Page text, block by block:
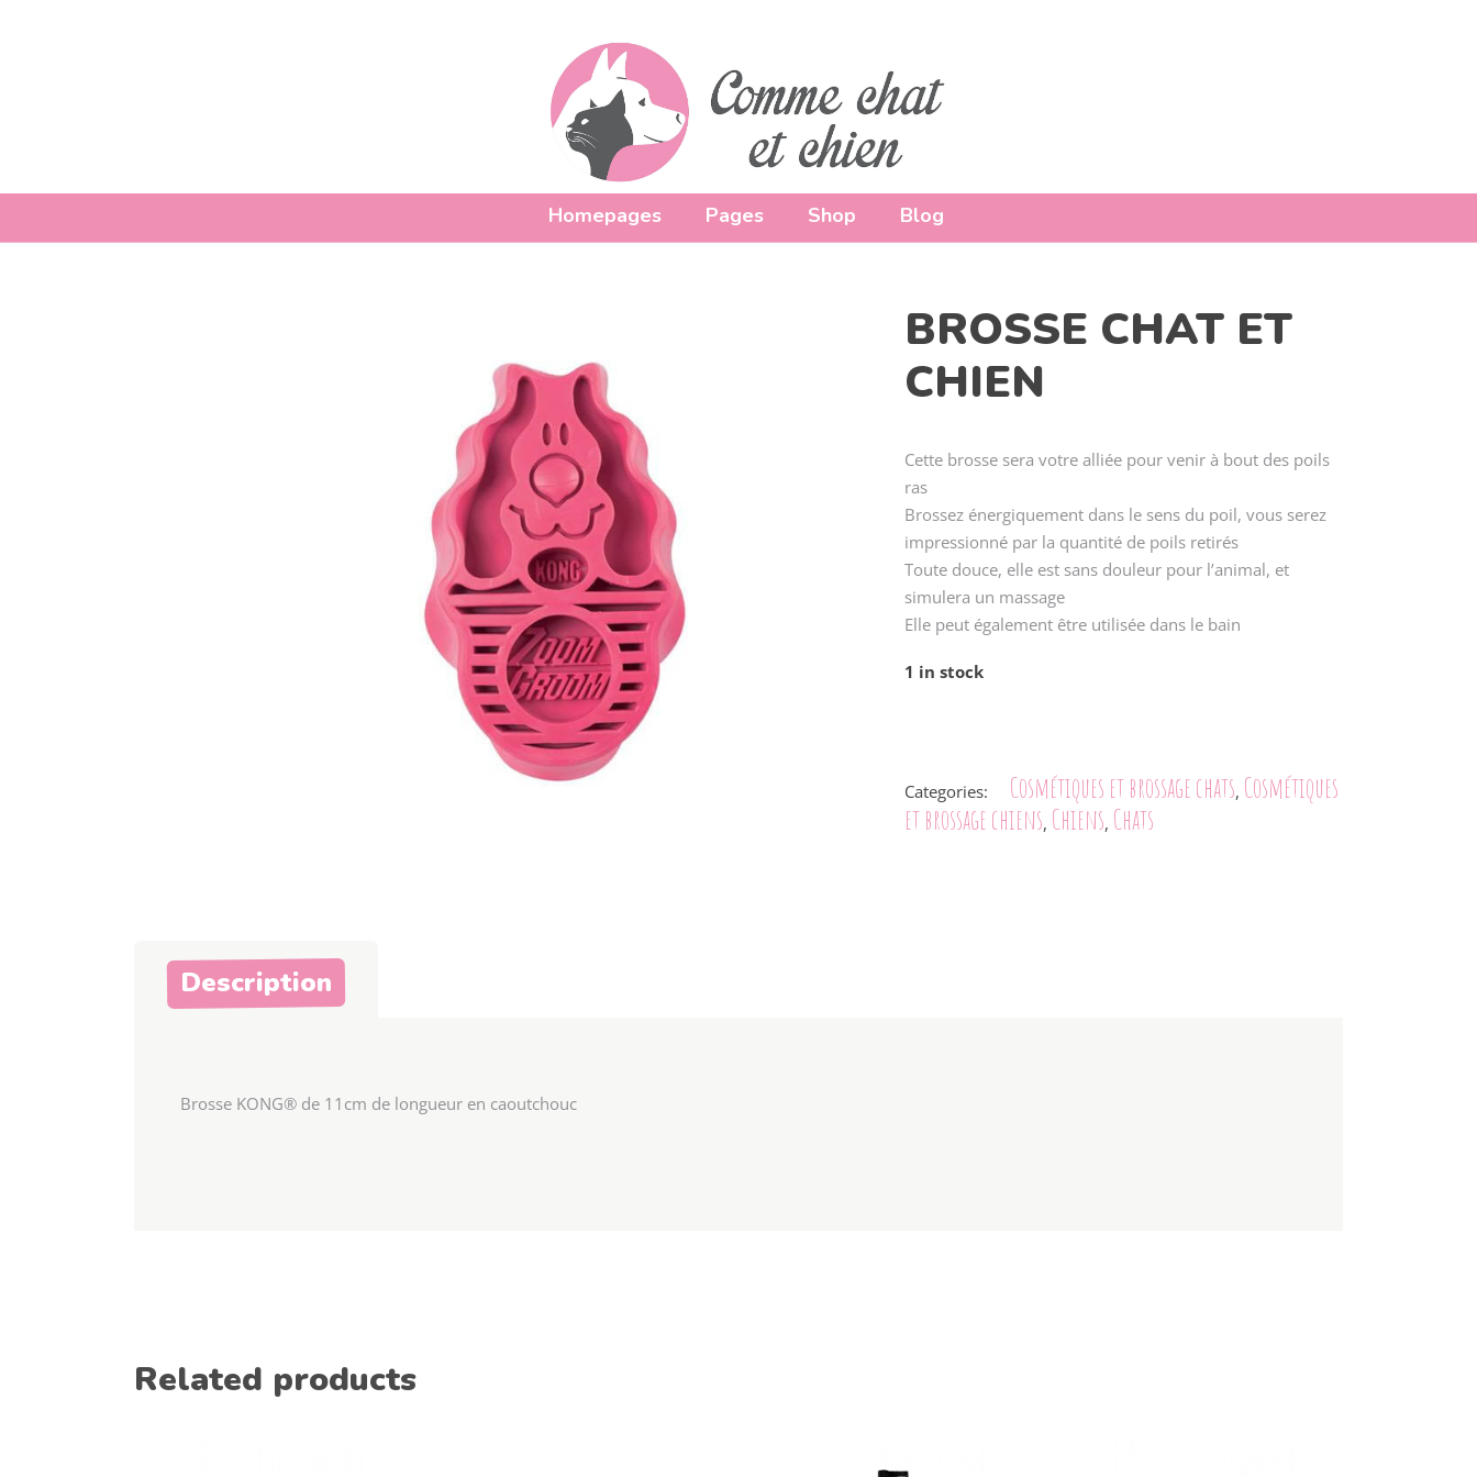
Homepages Pages Shop Blog
BROSSE CHAT ET
CHIEN
Cette brosse sera votre alliée pour venir à bout des poils
ras
Brossez énergiquement dans le sens du poil, vous serez
impressionné par la quantité de poils retirés
Toute douce, elle est sans douleur pour l’animal, et
simulera un massage
Elle peut également être utilisée dans le bain
1 in stock
Categories: Cosmétiques et brossage chats, Cosmétiques
et brossage chiens, Chiens, Chats
Description
Brosse KONG® de 11cm de longueur en caoutchouc
Related products